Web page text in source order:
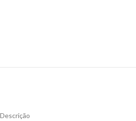
Descrição